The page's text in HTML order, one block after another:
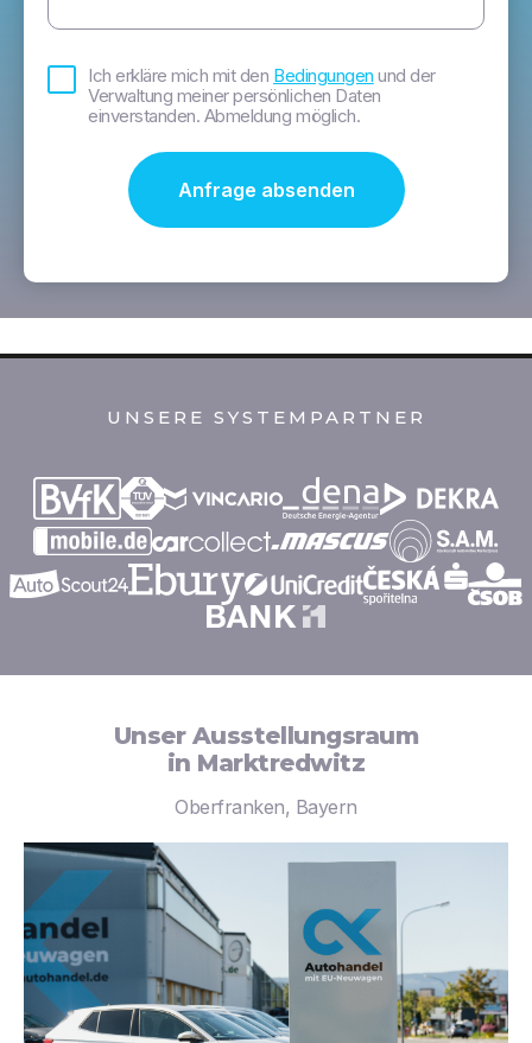
Bedingungen
Ich erkläre mich mit den Bedingungen und der
Verwaltung meiner persönlichen Daten
einverstanden. Abmeldung möglich.
UNSERE SYSTEMPARTNER
Unser Ausstellungsraum
in Marktredwitz
Oberfranken, Bayern